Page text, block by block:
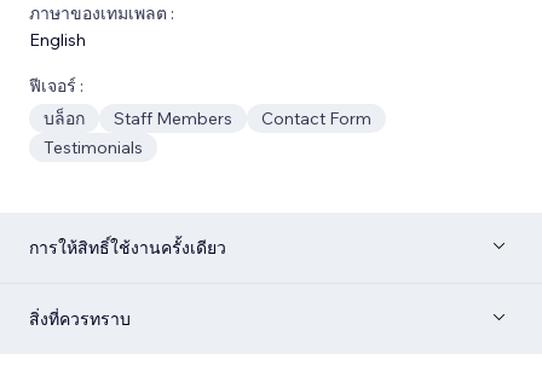
ภาษาของเทมเพลต :
English
ฟีเจอร์ :
บล็อก
Staff Members
Contact Form
Testimonials
การให้สิทธิ์ใช้งานครั้งเดียว
สิ่งที่ควรทราบ